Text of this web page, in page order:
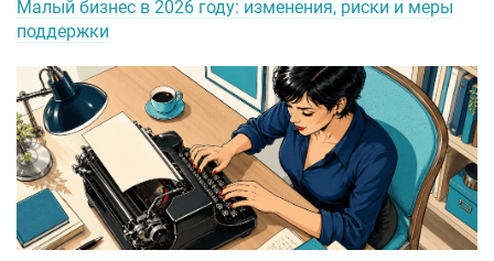
Малый бизнес в 2026 году: изменения, риски и меры
поддержки